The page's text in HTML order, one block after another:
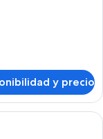
y precio
de hotel moderna